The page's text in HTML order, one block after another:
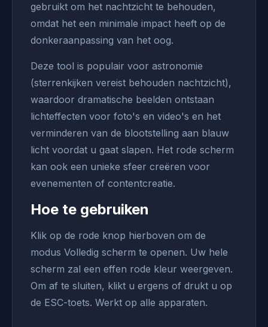
gebruikt om het nachtzicht te behouden,
omdat het een minimale impact heeft op de
donkeraanpassing van het oog.
Deze tool is populair voor astronomie
(sterrenkijken vereist behouden nachtzicht),
waardoor dramatische beelden ontstaan
lichteffecten voor foto's en video's en het
verminderen van de blootstelling aan blauw
licht voordat u gaat slapen. Het rode scherm
kan ook een unieke sfeer creëren voor
evenementen of contentcreatie.
Hoe te gebruiken
Klik op de rode knop hierboven om de
modus Volledig scherm te openen. Uw hele
scherm zal een effen rode kleur weergeven.
Om af te sluiten, klikt u ergens of drukt u op
de ESC-toets. Werkt op alle apparaten.